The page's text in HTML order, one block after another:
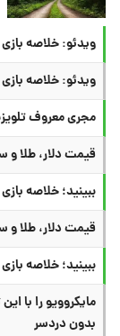
ویدئو: خلاصه بازی نروژ ۱ -
ویدئو: خلاصه بازی
مجری معروف
قیمت دلار، طلا و سکه
ببینید؛ خلاصه بازی سوئیس ۰ (۴) -
قیمت دلار، طلا و سکه
ببینید؛ خلاصه بازی آرژانتین ۳ -
بدون دردسر